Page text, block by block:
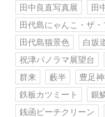
田中良直写真展
田
田代島にゃんこ・ザ・
田代島猫景色
白坂
祝津パノラマ展望台
群来
藪半 豊足
鉄板カツミート
銀
銭函ビーチクリーン